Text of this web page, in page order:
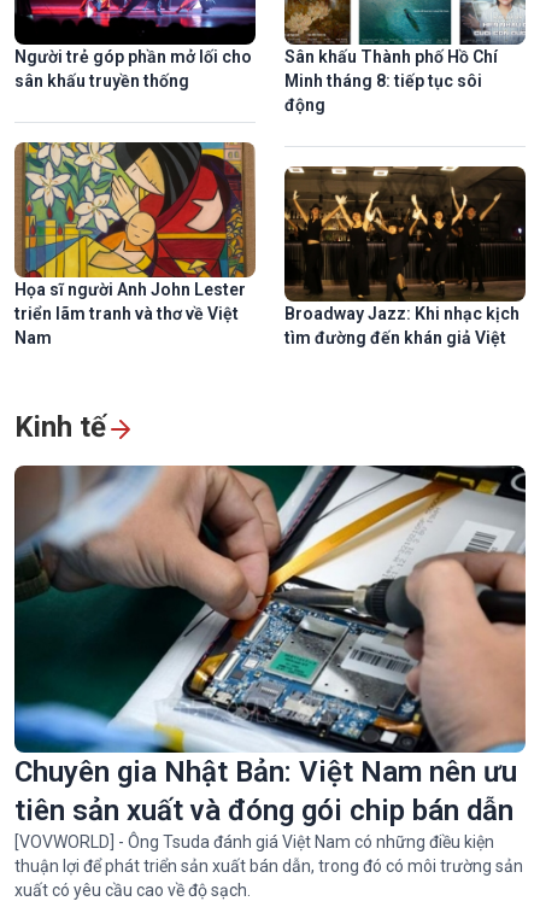
Người trẻ góp phần mở lối cho
sân khấu truyền thống
Họa sĩ người Anh John Lester
triển lãm tranh và thơ về Việt
Nam
Sân khấu Thành phố Hồ Chí
Minh tháng 8: tiếp tục sôi
động
Broadway Jazz: Khi nhạc kịch
tìm đường đến khán giả Việt
Kinh tế
Chuyên gia Nhật Bản: Việt Nam nên ưu
tiên sản xuất và đóng gói chip bán dẫn
[VOVWORLD] - Ông Tsuda đánh giá Việt Nam có những điều kiện
thuận lợi để phát triển sản xuất bán dẫn, trong đó có môi trường sản
xuất có yêu cầu cao về độ sạch.